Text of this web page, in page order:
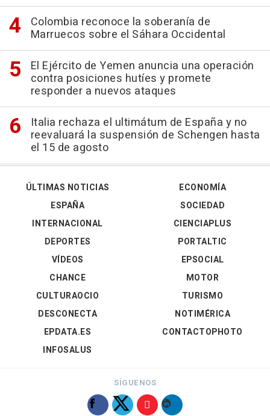
Colombia reconoce la soberanía de
Marruecos sobre el Sáhara Occidental
El Ejército de Yemen anuncia una operación
contra posiciones hutíes y promete
responder a nuevos ataques
Italia rechaza el ultimátum de España y no
reevaluará la suspensión de Schengen hasta
el 15 de agosto
ÚLTIMAS NOTICIAS
ESPAÑA
INTERNACIONAL
DEPORTES
VÍDEOS
ECONOMÍA
SOCIEDAD
CIENCIAPLUS
PORTALTIC
EPSOCIAL
CHANCE
CULTURAOCIO
DESCONECTA
EPDATA.ES
INFOSALUS
MOTOR
TURISMO
NOTIMÉRICA
CONTACTOPHOTO
SÍGUENOS